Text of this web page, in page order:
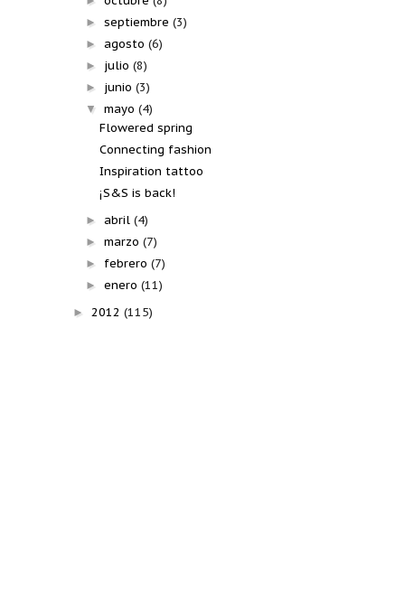
►septiembre(3)
►agosto(6)
► julio(8)
► junio(3)
▼mayo(4)
Flowered spring
Connecting fashion
Inspiration tattoo
¡S&S is back!
►abril(4)
►marzo(7)
► febrero(7)
►enero(11)
► 2012 (115)